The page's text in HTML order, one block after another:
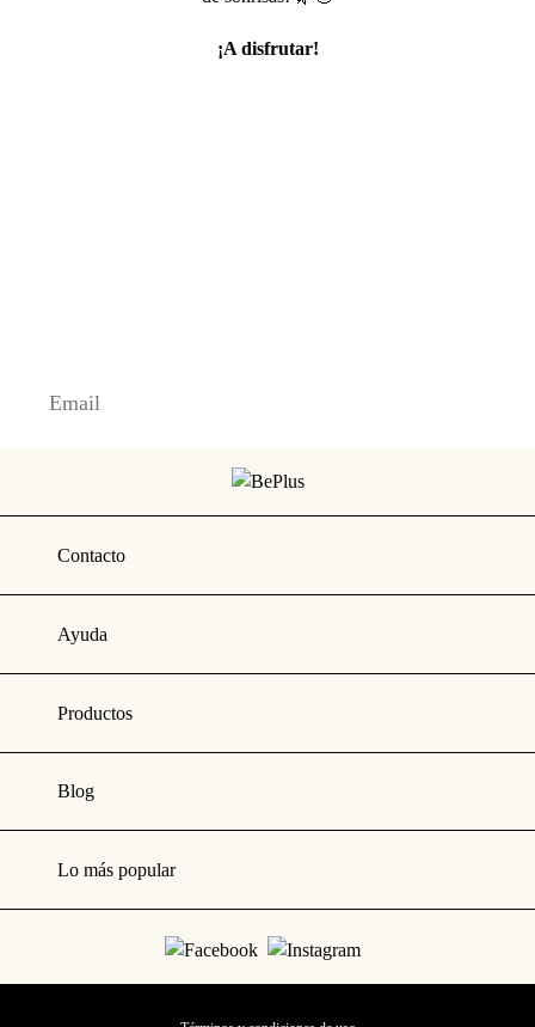
¡A disfrutar!
Contacto
Ayuda
Productos
Blog
Lo más popular